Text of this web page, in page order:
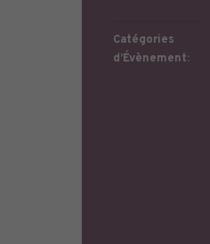
Catégories
d’Évènement: